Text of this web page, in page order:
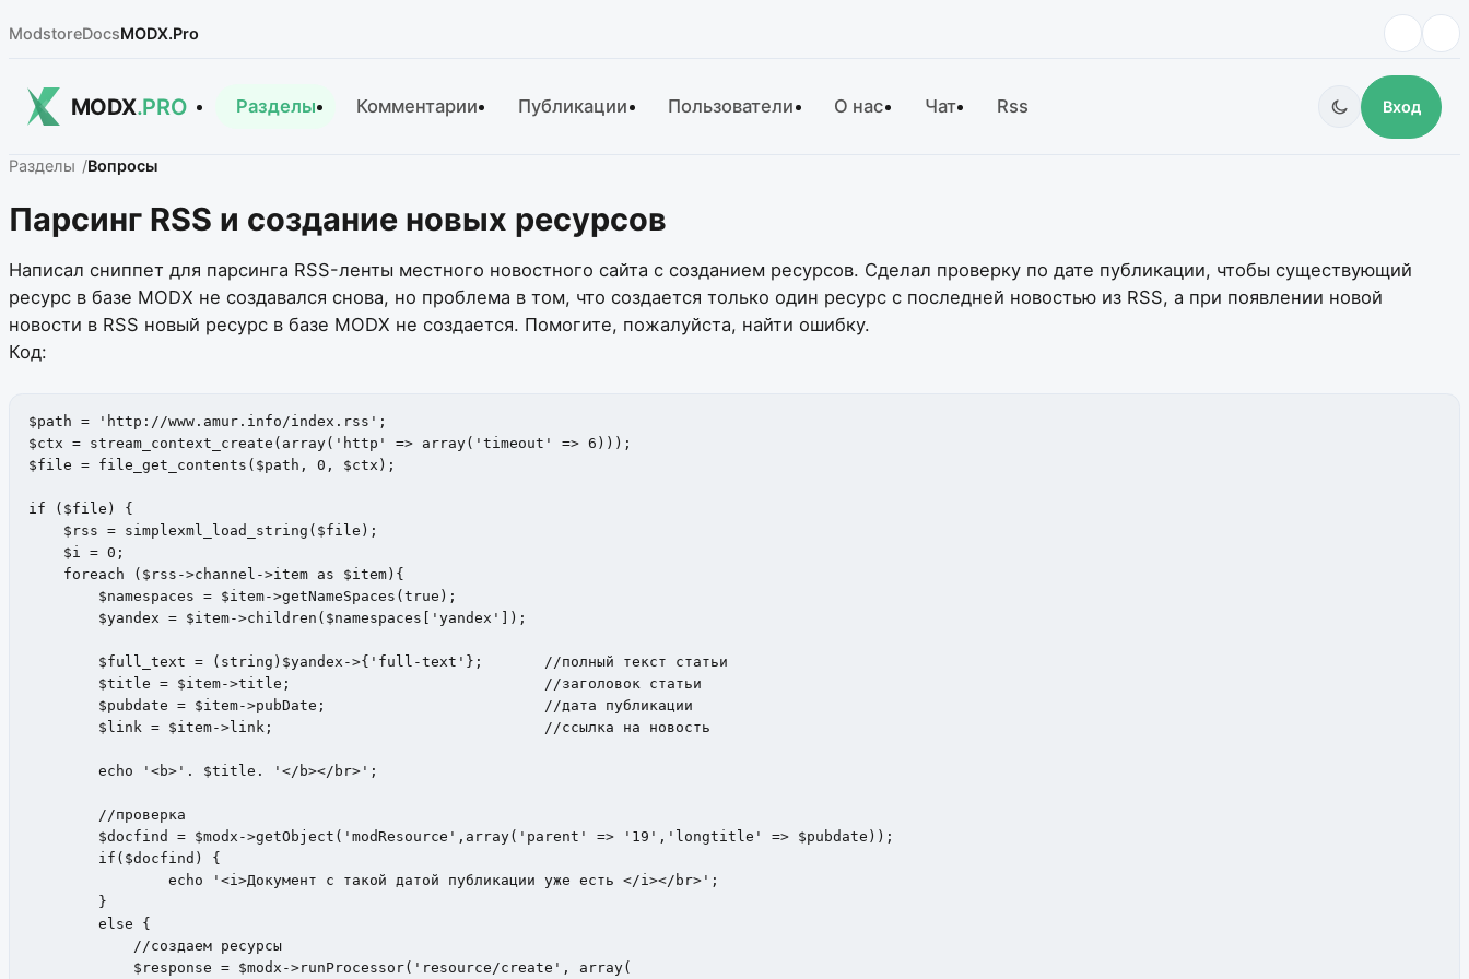
ModstoreDocsMODX.Pro
MODX.PRO Разделы Комментарии Публикации Пользователи О нас Чат Rss Вход
Разделы Вопросы
Парсинг RSS и создание новых ресурсов
Написал сниппет для парсинга RSS-ленты местного новостного сайта с созданием ресурсов. Сделал проверку по дате публикации, чтобы существующий
ресурс в базе MODX не создавался снова, но проблема в том, что создается только один ресурс с последней новостью из RSS, а при появлении новой
новости в RSS новый ресурс в базе MODX не создается. Помогите, пожалуйста, найти ошибку.
Код:
$path = 'http://www.amur.info/index.rss';
$ctx = stream_context_create(array('http' => array('timeout' => 6)));
$file = file_get_contents($path, 0, $ctx);
if ($file) {
    $rss = simplexml_load_string($file);
    $i = 0;
    foreach ($rss->channel->item as $item){
        $namespaces = $item->getNameSpaces(true);
        $yandex = $item->children($namespaces['yandex']);
        $full_text = (string)$yandex->{'full-text'};       //полный текст статьи
        $title = $item->title;                             //заголовок статьи
        $pubdate = $item->pubDate;                         //дата публикации
        $link = $item->link;                               //ссылка на новость
        echo '<b>'. $title. '</b></br>';
        $docfind = $modx->getObject('modResource',array('parent' => '19','longtitle' => $pubdate));
        if($docfind) {
        }
        else {
            $response = $modx->runProcessor('resource/create', array(